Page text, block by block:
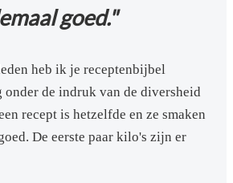
goed."
heb ik je receptenbijbel
onder de indruk van de diversheid
recept is hetzelfde en ze smaken
De eerste paar kilo's zijn er